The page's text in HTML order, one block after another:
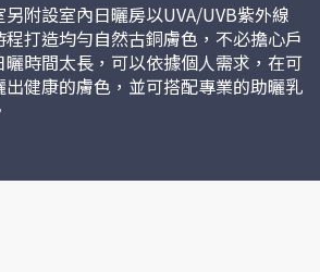
附設室內日曬房以UVA/UVB紫外線
打造均勻自然古銅膚色，不必擔心戶
時間太長，可以依據個人需求，在可
健康的膚色，並可搭配專業的助曬乳